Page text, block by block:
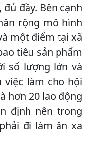
đầy. Bên cạnh
rộng mô hình
một điểm tại xã
tiêu sản phẩm
số lượng lớn và
việc làm cho hội
hơn 20 lao động
định nên trong
đi làm ăn xa